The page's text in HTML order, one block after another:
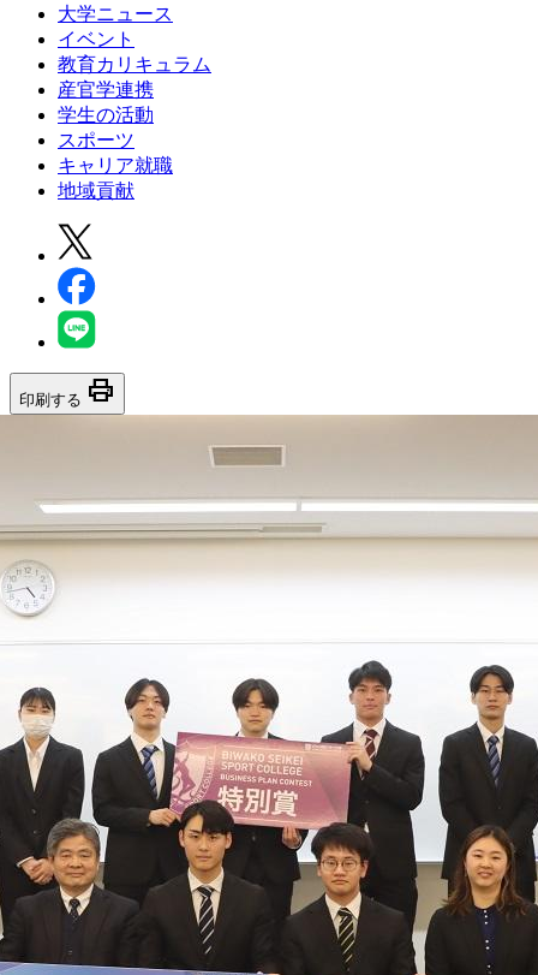
大学ニュース
イベント
教育カリキュラム
産官学連携
学生の活動
スポーツ
キャリア就職
地域貢献
印刷する print